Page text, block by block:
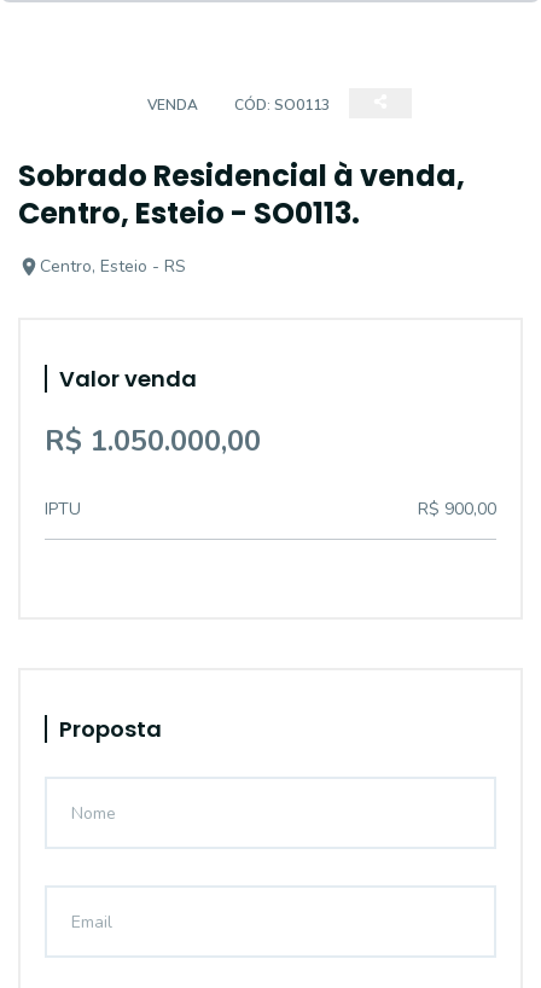
VENDA CÓD: SO0113
Sobrado Residencial à venda,
Centro, Esteio - SO0113.
Centro, Esteio - RS
Valor venda
R$ 1.050.000,00
IPTU R$ 900,00
Proposta